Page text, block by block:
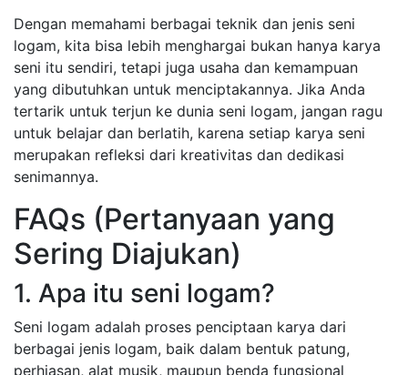
Dengan memahami berbagai teknik dan jenis seni
logam, kita bisa lebih menghargai bukan hanya karya
seni itu sendiri, tetapi juga usaha dan kemampuan
yang dibutuhkan untuk menciptakannya. Jika Anda
tertarik untuk terjun ke dunia seni logam, jangan ragu
untuk belajar dan berlatih, karena setiap karya seni
merupakan refleksi dari kreativitas dan dedikasi
senimannya.
FAQs (Pertanyaan yang
Sering Diajukan)
1. Apa itu seni logam?
Seni logam adalah proses penciptaan karya dari
berbagai jenis logam, baik dalam bentuk patung,
perhiasan, alat musik, maupun benda fungsional